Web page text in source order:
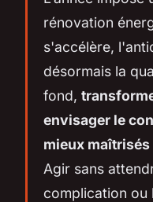
rénovation
s'accélère,
désormais la
fond,
envisager le
mieux
Agir sans
complication ou